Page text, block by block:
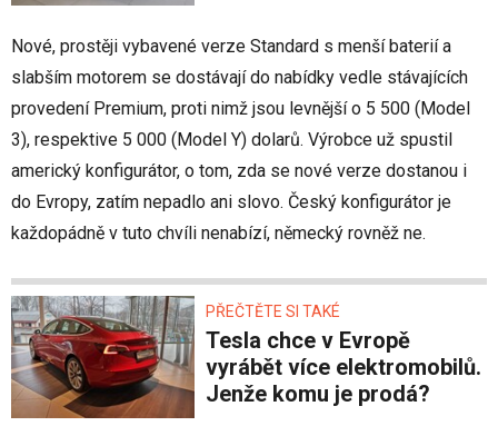
Nové, prostěji vybavené verze Standard s menší baterií a
slabším motorem se dostávají do nabídky vedle stávajících
provedení Premium, proti nimž jsou levnější o 5 500 (Model
3), respektive 5 000 (Model Y) dolarů. Výrobce už spustil
americký konfigurátor, o tom, zda se nové verze dostanou i
do Evropy, zatím nepadlo ani slovo. Český konfigurátor je
každopádně v tuto chvíli nenabízí, německý rovněž ne.
PŘEČTĚTE SI TAKÉ
Tesla chce v Evropě
vyrábět více elektromobilů.
Jenže komu je prodá?